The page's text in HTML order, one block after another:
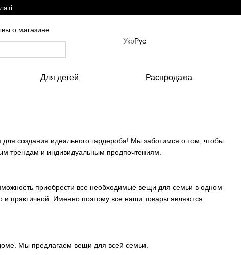
о магазине
УкрРус
Для детей Распродажа
создания идеального гардероба! Мы заботимся о том, чтобы
трендам и индивидуальным предпочтениям.
приобрести все необходимые вещи для семьи в одном
практичной. Именно поэтому все наши товары являются
Мы предлагаем вещи для всей семьи.